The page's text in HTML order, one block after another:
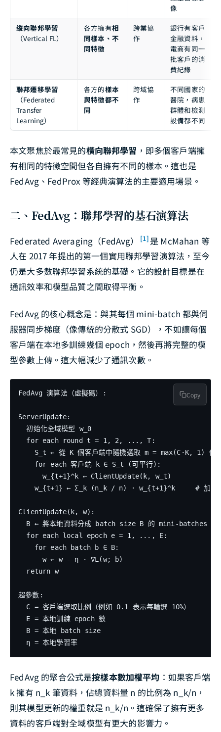
像
縱向聯邦學習
（Vertical FL）
各方擁有相
同樣本、不
同特徵
跨業協
作
銀行有客戶
金融資料，
電商有同一
批客戶的消
費紀錄
聯邦遷移學習
（Federated
Transfer
Learning）
各方的樣本
與特徵都不
同
跨域協
作
不同國家的
醫院，病患
群體和檢測
設備都不同
本文聚焦於最常見的橫向聯邦學習 ，即多個客戶端擁
有相同的特徵空間但各自擁有不同的樣本。這也是
FedAvg、FedProx 等經典演算法的主要適用場景。
二、FedAvg：聯邦學習的基石演算法
Federated Averaging（FedAvg） [1] 是 McMahan 等
人在 2017 年提出的第一個實用聯邦學習演算法，至今
仍是大多數聯邦學習系統的基礎。它的設計目標是在
通訊效率和模型品質之間取得平衡。
FedAvg 的核心概念是：與其每個 mini-batch 都與伺
服器同步梯度（像傳統的分散式 SGD），不如讓每個
客戶端在本地多訓練幾個 epoch，然後再將完整的模
型參數上傳。這大幅減少了通訊次數。
FedAvg 演算法（虛擬碼）:
ServerUpdate:
  初始化全域模型 w_0
  for each round t = 1, 2, ..., T:
    S_t ← 從 K 個客戶端中隨機選取 m = max(C·K, 1) 個
    for each 客戶端 k ∈ S_t (可平行):
      w_{t+1}^k ← ClientUpdate(k, w_t)
w_{t+1} ← Σ_k (n_k / n) · w_{t+1}^k     # 加權
ClientUpdate(k, w):
  B ← 將本地資料分成 batch size B 的 mini-batches
  for each local epoch e = 1, ..., E:
    for each batch b ∈ B:
      w ← w - η · ∇L(w; b)
  return w
超參數:
  C = 客戶端選取比例（例如 0.1 表示每輪選 10%）
  E = 本地訓練 epoch 數
  B = 本地 batch size
  η = 本地學習率
Copy
FedAvg 的聚合公式是按樣本數加權平均 ：如果客戶端
k 擁有 n_k 筆資料，佔總資料量 n 的比例為 n_k/n，
則其模型更新的權重就是 n_k/n。這確保了擁有更多
資料的客戶端對全域模型有更大的影響力。